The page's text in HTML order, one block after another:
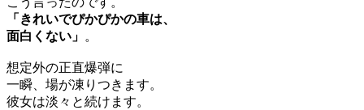
「きれいでぴかぴかの車は、
面白くない」 。
想定外の正直爆弾に
一瞬、場が凍りつきます。
彼女は淡々と続けます。